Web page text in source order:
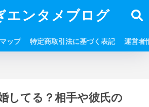
エンタメブログ
ップ 特定商取引法に基づく表記 運営者
してる？相手や彼氏の